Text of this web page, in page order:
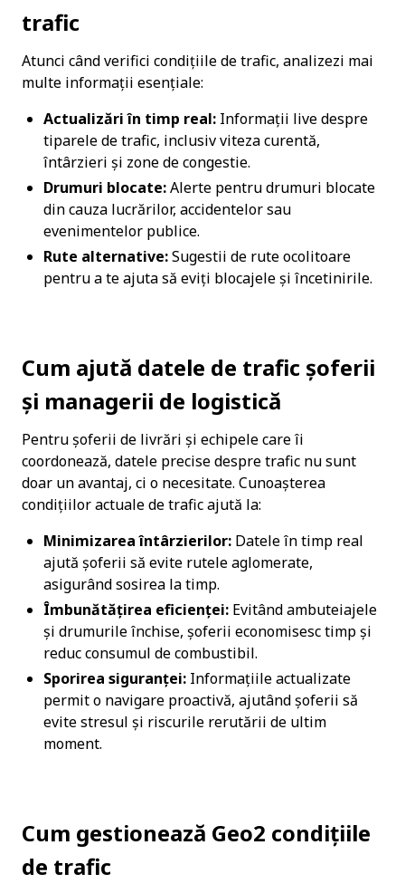
trafic
Atunci când verifici condițiile de trafic, analizezi mai
multe informații esențiale:
Actualizări în timp real: Informații live despre
tiparele de trafic, inclusiv viteza curentă,
întârzieri și zone de congestie.
Drumuri blocate: Alerte pentru drumuri blocate
din cauza lucrărilor, accidentelor sau
evenimentelor publice.
Rute alternative: Sugestii de rute ocolitoare
pentru a te ajuta să eviți blocajele și încetinirile.
Cum ajută datele de trafic șoferii
și managerii de logistică
Pentru șoferii de livrări și echipele care îi
coordonează, datele precise despre trafic nu sunt
doar un avantaj, ci o necesitate. Cunoașterea
condițiilor actuale de trafic ajută la:
Minimizarea întârzierilor: Datele în timp real
ajută șoferii să evite rutele aglomerate,
asigurând sosirea la timp.
Îmbunătățirea eficienței: Evitând ambuteiajele
și drumurile închise, șoferii economisesc timp și
reduc consumul de combustibil.
Sporirea siguranței: Informațiile actualizate
permit o navigare proactivă, ajutând șoferii să
evite stresul și riscurile rerutării de ultim
moment.
Cum gestionează Geo2 condițiile
de trafic